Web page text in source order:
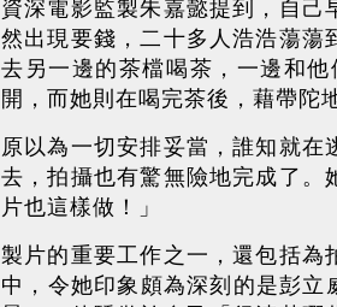
資深電影監製朱嘉懿提到，自
然出現要錢，二十多人浩浩蕩蕩
去另一邊的茶檔喝茶，一邊和
開，而她則在喝完茶後，藉帶陀
原以為一切安排妥當，誰知就
去，拍攝也有驚無險地完成了。
片也這樣做！」
製片的重要工作之一，還包括
中，令她印象頗為深刻的是彭